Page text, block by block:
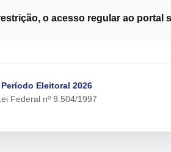
o acesso regular ao portal
Período Eleitoral 2026
Federal nº 9.504/1997